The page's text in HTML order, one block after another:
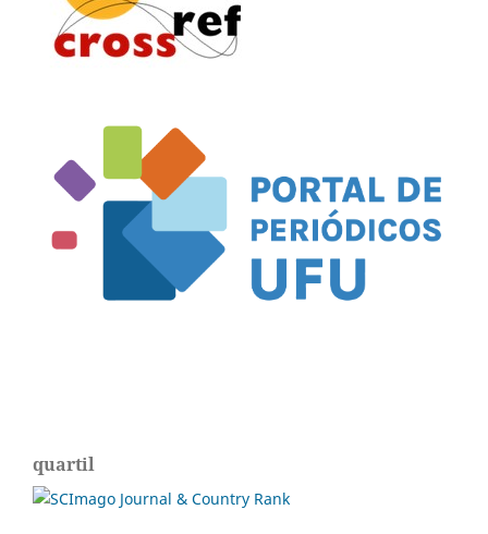
quartil